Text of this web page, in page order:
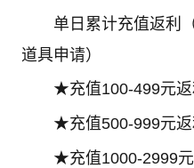
单日累计充值返利
道具申请）
★充值100-499元
★充值500-999元
★充值1000-2999